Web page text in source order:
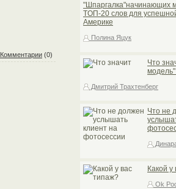
Комментарии (0)
"Шпаргалка"начинающих
TOП-20 слов для
Америке
Полина Яцук
Что
Дмитрий Трахтенберг
Что не
Какой у
Ok